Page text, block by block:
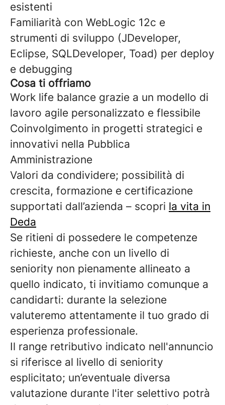
esistenti
Familiarità con WebLogic 12c e
strumenti di sviluppo (JDeveloper,
Eclipse, SQLDeveloper, Toad) per deploy
e debugging
Cosa ti offriamo
Work life balance grazie a un modello di
lavoro agile personalizzato e flessibile
Coinvolgimento in progetti strategici e
innovativi nella Pubblica
Amministrazione
Valori da condividere; possibilità di
crescita, formazione e certificazione
supportati dall’azienda – scopri la vita in
Deda
Se ritieni di possedere le competenze
richieste, anche con un livello di
seniority non pienamente allineato a
quello indicato, ti invitiamo comunque a
candidarti: durante la selezione
valuteremo attentamente il tuo grado di
esperienza professionale.
Il range retributivo indicato nell'annuncio
si riferisce al livello di seniority
esplicitato; un’eventuale diversa
valutazione durante l'iter selettivo potrà